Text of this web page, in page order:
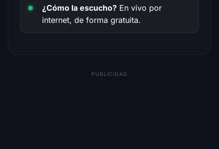
¿Cómo la escucho? En vivo por
internet, de forma gratuita.
PUBLICIDAD